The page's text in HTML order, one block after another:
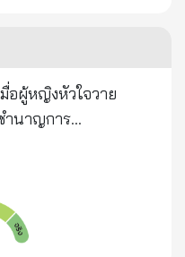
ำนาญการ
ากที่ดาราผู้ชายเอามือ
ฉันจะบอกว่าอาการ
กไปดังเรื่องจริงต่อไป